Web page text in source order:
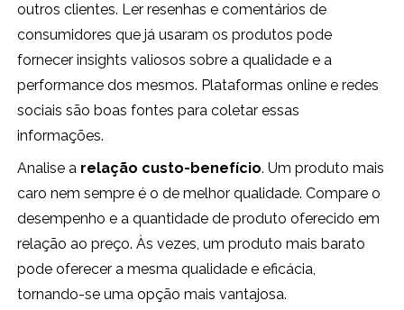
outros clientes. Ler resenhas e comentários de
consumidores que já usaram os produtos pode
fornecer insights valiosos sobre a qualidade e a
performance dos mesmos. Plataformas online e redes
sociais são boas fontes para coletar essas
informações.
Analise a relação custo-benefício. Um produto mais
caro nem sempre é o de melhor qualidade. Compare o
desempenho e a quantidade de produto oferecido em
relação ao preço. Às vezes, um produto mais barato
pode oferecer a mesma qualidade e eficácia,
tornando-se uma opção mais vantajosa.